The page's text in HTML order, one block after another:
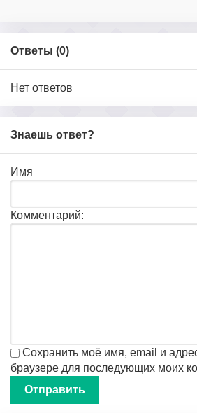
Ответы (0)
Нет ответов
Знаешь ответ?
Имя
Комментарий:
Сохранить моё имя, email и
браузере для последующих моих